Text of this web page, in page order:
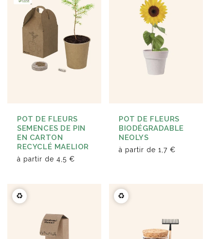
POT DE FLEURS
SEMENCES DE PIN
EN CARTON
RECYCLÉ MAELIOR
à partir de 4,5 €
POT DE FLEURS
BIODÉGRADABLE
NEOLYS
à partir de 1,7 €
♻️ ♻️